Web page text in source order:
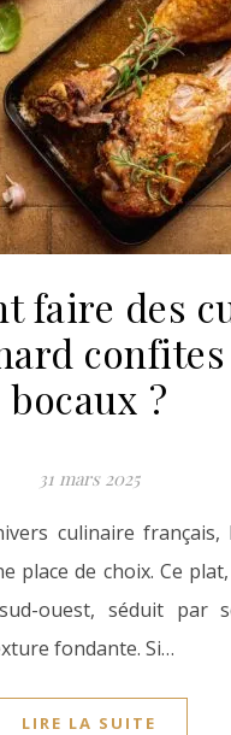
faire des
bocaux ?
31 mars 2025
place de choix. Ce
ouest, séduit par
fondante. Si…
LIRE LA SUITE